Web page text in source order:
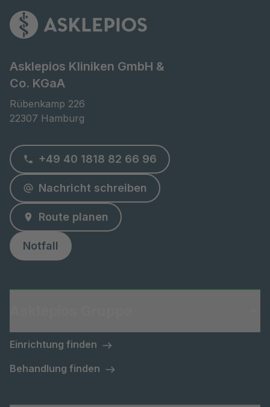
Asklepios Kliniken GmbH &
Co. KGaA
Rübenkamp 226
22307 Hamburg
+49 40 1818 82 66 96
Nachricht schreiben
Route planen
Notfall
Einrichtung finden
Behandlung finden